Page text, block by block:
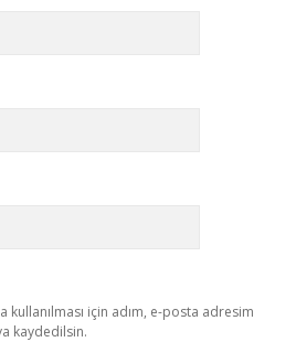
kullanılması için adım, e-posta adresim
kaydedilsin.